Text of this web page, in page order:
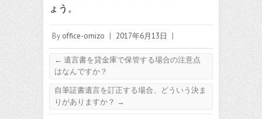
ょう。
By office-omizo | 2017年6月13日 |
← 遺言書を貸金庫で保管する場合の注意点
はなんですか？
自筆証書遺言を訂正する場合、どういう決ま
りがありますか？ →